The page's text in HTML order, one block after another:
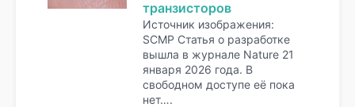
транзисторов
Источник изображения:
SCMP Статья о разработке
вышла в журнале Nature 21
января 2026 года. В
свободном доступе её пока
нет….